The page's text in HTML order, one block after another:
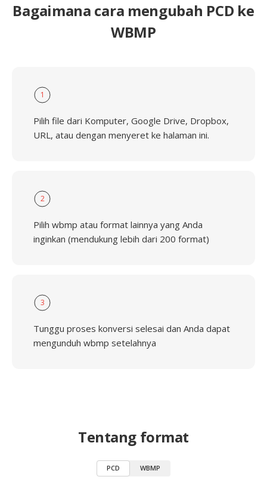
Bagaimana cara mengubah PCD ke
WBMP
1
Pilih file dari Komputer, Google Drive, Dropbox,
URL, atau dengan menyeret ke halaman ini.
2
Pilih wbmp atau format lainnya yang Anda
inginkan (mendukung lebih dari 200 format)
3
Tunggu proses konversi selesai dan Anda dapat
mengunduh wbmp setelahnya
Tentang format
PCD WBMP